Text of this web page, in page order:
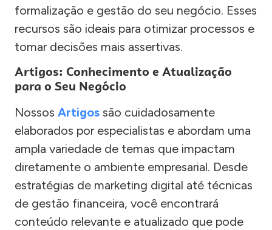
formalização e gestão do seu negócio. Esses
recursos são ideais para otimizar processos e
tomar decisões mais assertivas.
Artigos: Conhecimento e Atualização
para o Seu Negócio
Nossos Artigos são cuidadosamente
elaborados por especialistas e abordam uma
ampla variedade de temas que impactam
diretamente o ambiente empresarial. Desde
estratégias de marketing digital até técnicas
de gestão financeira, você encontrará
conteúdo relevante e atualizado que pode